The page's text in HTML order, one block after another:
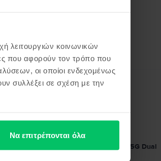
λειτουργιών κοινωνικών
που αφορούν τον τρόπο που
οι οποίοι ενδεχομένως
συλλέξει σε σχέση με την
Να επιτρέπονται όλα
σου
Dual
- 41 €
Samsung Galaxy S24 Ultra 5G Dual